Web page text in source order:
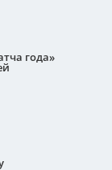
года»